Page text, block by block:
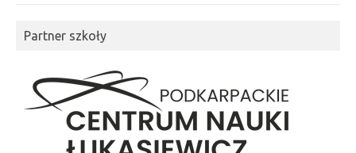
Partner szkoły